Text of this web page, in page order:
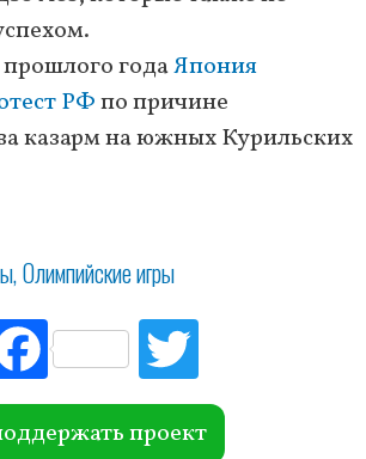
годаЯпония
РФпо причине
казарм на южных Курильских
Олимпийские игры
Fac
ebo
ok r
проект